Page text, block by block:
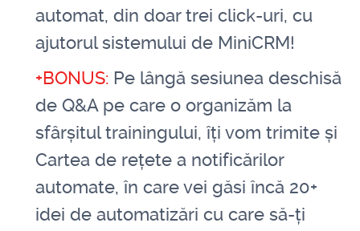
automat, din doar trei click-uri, cu
ajutorul sistemului de MiniCRM!
+BONUS: Pe lângă sesiunea deschisă
de Q&A pe care o organizăm la
sfârșitul trainingului, îți vom trimite și
Cartea de rețete a notificărilor
automate, în care vei găsi încă 20+
idei de automatizări cu care să-ți